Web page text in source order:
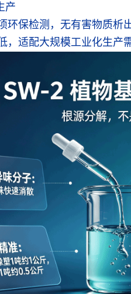
产
环保检测，无有害物质析
适配大规模工业化生产需